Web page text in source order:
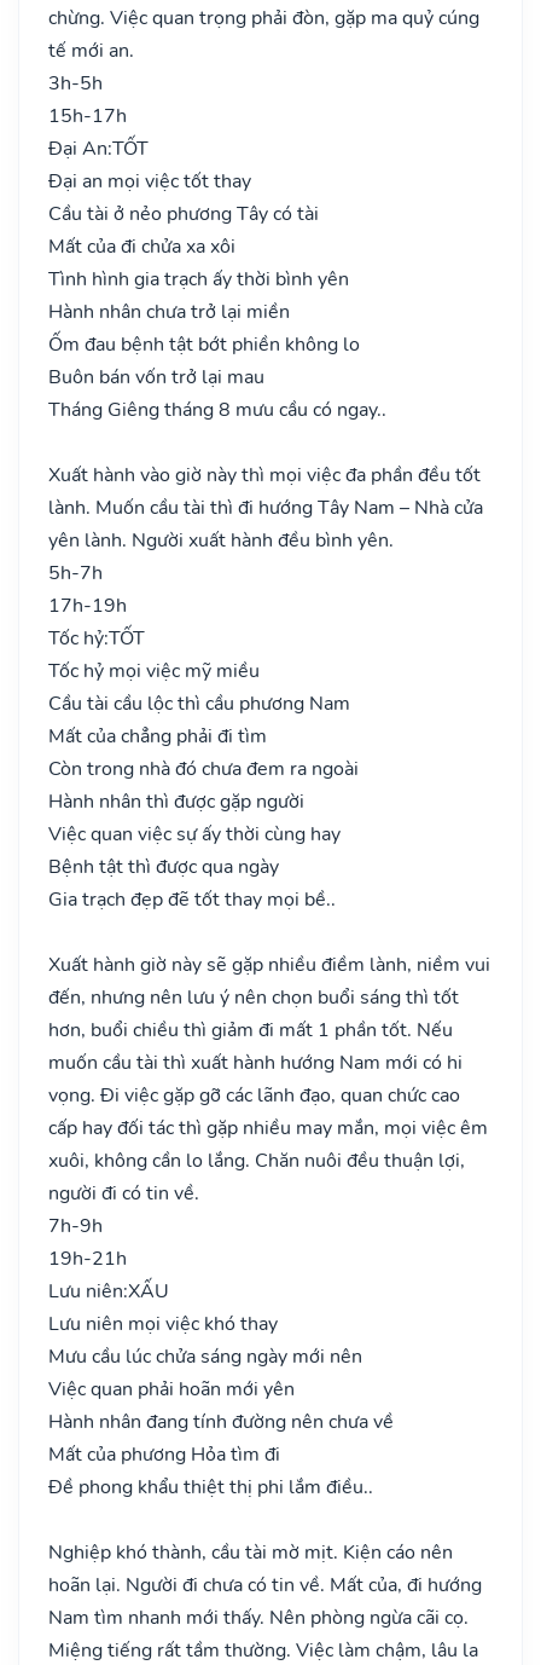
chừng. Việc quan trọng phải đòn, gặp ma quỷ cúng
tế mới an.
3h-5h
15h-17h
Đại An:TỐT
Đại an mọi việc tốt thay
Cầu tài ở nẻo phương Tây có tài
Mất của đi chửa xa xôi
Tình hình gia trạch ấy thời bình yên
Hành nhân chưa trở lại miền
Ốm đau bệnh tật bớt phiền không lo
Buôn bán vốn trở lại mau
Tháng Giêng tháng 8 mưu cầu có ngay..
Xuất hành vào giờ này thì mọi việc đa phần đều tốt
lành. Muốn cầu tài thì đi hướng Tây Nam – Nhà cửa
yên lành. Người xuất hành đều bình yên.
5h-7h
17h-19h
Tốc hỷ:TỐT
Tốc hỷ mọi việc mỹ miều
Cầu tài cầu lộc thì cầu phương Nam
Mất của chẳng phải đi tìm
Còn trong nhà đó chưa đem ra ngoài
Hành nhân thì được gặp người
Việc quan việc sự ấy thời cùng hay
Bệnh tật thì được qua ngày
Gia trạch đẹp đẽ tốt thay mọi bề..
Xuất hành giờ này sẽ gặp nhiều điềm lành, niềm vui
đến, nhưng nên lưu ý nên chọn buổi sáng thì tốt
hơn, buổi chiều thì giảm đi mất 1 phần tốt. Nếu
muốn cầu tài thì xuất hành hướng Nam mới có hi
vọng. Đi việc gặp gỡ các lãnh đạo, quan chức cao
cấp hay đối tác thì gặp nhiều may mắn, mọi việc êm
xuôi, không cần lo lắng. Chăn nuôi đều thuận lợi,
người đi có tin về.
7h-9h
19h-21h
Lưu niên:XẤU
Lưu niên mọi việc khó thay
Mưu cầu lúc chửa sáng ngày mới nên
Việc quan phải hoãn mới yên
Hành nhân đang tính đường nên chưa về
Mất của phương Hỏa tìm đi
Đề phong khẩu thiệt thị phi lắm điều..
Nghiệp khó thành, cầu tài mờ mịt. Kiện cáo nên
hoãn lại. Người đi chưa có tin về. Mất của, đi hướng
Nam tìm nhanh mới thấy. Nên phòng ngừa cãi cọ.
Miệng tiếng rất tầm thường. Việc làm chậm, lâu la